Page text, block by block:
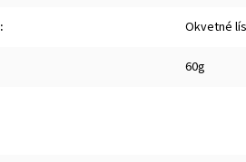
: Okvetné
60g